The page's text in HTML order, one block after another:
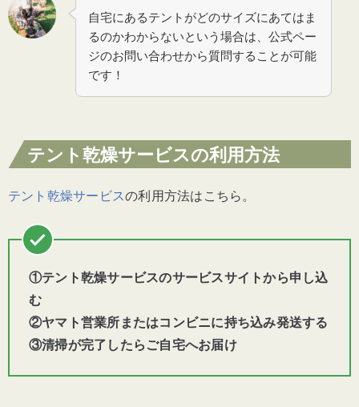
自宅にあるテントがどのサイズにあてはま
るのかわからないという場合は、公式ペー
ジのお問い合わせから質問することが可能
です！
テント乾燥サービスの利用方法
テント乾燥サービスの利用方法はこちら。
①テント乾燥サービスのサービスサイトから申し込
む
②ヤマト営業所またはコンビニに持ち込み発送する
③清掃が完了したらご自宅へお届け